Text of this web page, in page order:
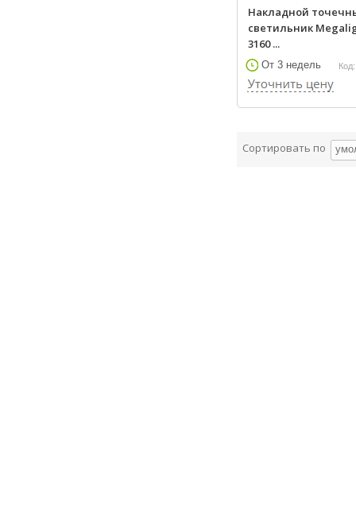
Накладной
светильник
3160 ...
От 3 недель
Сортировать по